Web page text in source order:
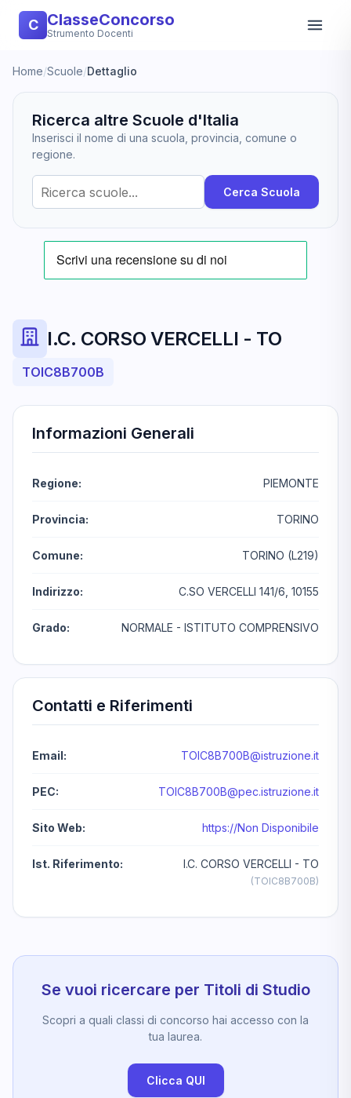
C ClasseConcorso
Strumento Docenti
Home/Scuole/Dettaglio
Ricerca altre Scuole d'Italia
Inserisci il nome di una scuola, provincia, comune o
regione.
Cerca Scuola
I.C. CORSO VERCELLI - TO
TOIC8B700B
Informazioni Generali
Regione: PIEMONTE
Provincia: TORINO
Comune: TORINO (L219)
Indirizzo: C.SO VERCELLI 141/6, 10155
Grado: NORMALE - ISTITUTO COMPRENSIVO
Contatti e Riferimenti
Email: TOIC8B700B@istruzione.it
PEC: TOIC8B700B@pec.istruzione.it
Sito Web: https://Non Disponibile
Ist. Riferimento: I.C. CORSO VERCELLI - TO
(TOIC8B700B)
Se vuoi ricercare per Titoli di Studio
Scopri a quali classi di concorso hai accesso con la
tua laurea.
Clicca QUI